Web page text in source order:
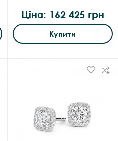
Ціна: 162 425 грн
Купити